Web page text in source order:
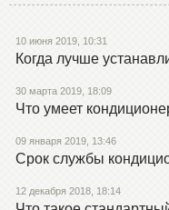
10 июня 2019, 10:31
Когда лучше
30 марта 2019, 18:09
Что умеет
09 января 2019, 13:46
Срок службы
12 декабря 2018, 18:14